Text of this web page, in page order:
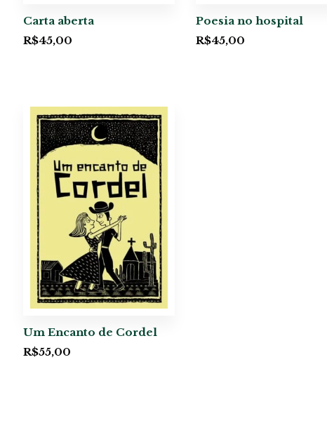
Carta aberta
R$45,00
Poesia no hospital
R$45,00
Um Encanto de Cordel
R$55,00